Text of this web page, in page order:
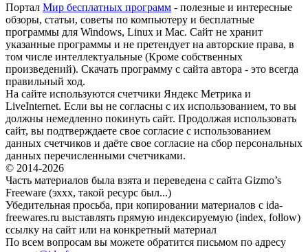
Портал Мир бесплатных программ - полезные и интересные
обзоры, статьи, советы по компьютеру и бесплатные
программы для Windows, Linux и Mac. Сайт не хранит
указанные программы и не претендует на авторские права, в
том числе интеллектуальные (Кроме собственных
произведений). Скачать программу с сайта автора - это всегда
правильный ход.
На сайте используются счетчики Яндекс Метрика и
LiveInternet. Если вы не согласны с их использованием, то вы
должны немедленно покинуть сайт. Продолжая использовать
сайт, вы подтверждаете свое согласие с использованием
данных счетчиков и даёте свое согласие на сбор персональных
данных перечисленными счетчиками.
© 2014-2026
Часть материалов была взята и переведена с сайта Gizmo’s
Freeware (эххх, такой ресурс был...)
Убедительная просьба, при копировании материалов с ida-
freewares.ru выставлять прямую индексируемую (index, follow)
ссылку на сайт или на конкретный материал
По всем вопросам вы можете обратится письмом по адресу